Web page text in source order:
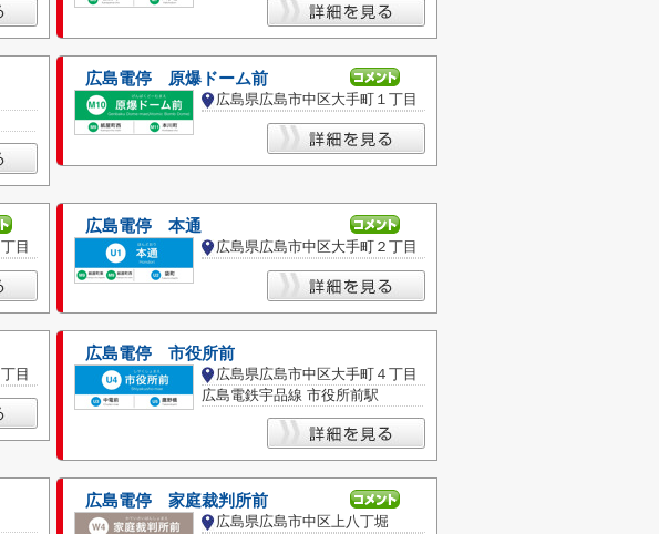
広島電停 原爆ドーム前
広島県広島市中区大手町１丁目
目
広島電停 本通
広島県広島市中区大手町２丁目
目
広島電停 市役所前
広島県広島市中区大手町４丁目
広島電鉄宇品線 市役所前駅
広島電停 家庭裁判所前
広島県広島市中区上八丁堀